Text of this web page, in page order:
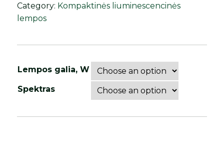
Lempos galia, W
Spektras
Category: Kompaktinės liuminescencinės
lempos